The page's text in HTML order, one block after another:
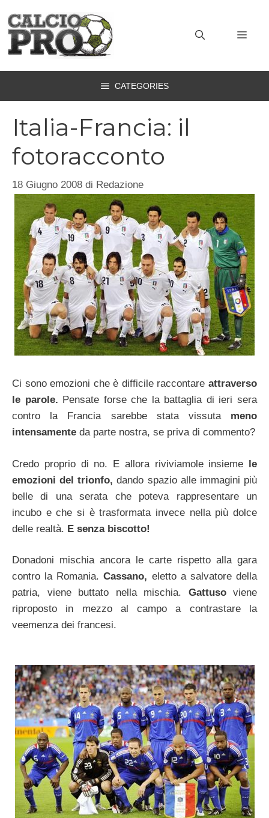
contenuto
CATEGORIES
Italia-Francia: il
fotoracconto
18 Giugno 2008 di Redazione
Ci sono emozioni che è difficile raccontare attraverso
le parole. Pensate forse che la battaglia di ieri sera
contro la Francia sarebbe stata vissuta meno
intensamente da parte nostra, se priva di commento?
Credo proprio di no. E allora riviviamole insieme le
emozioni del trionfo,dando spazio alle immagini più
belle di una serata che poteva rappresentare un
incubo e che si è trasformata invece nella più dolce
delle realtà. E senza biscotto!
Donadoni mischia ancora le carte rispetto alla gara
contro la Romania.Cassano, eletto a salvatore della
patria, viene buttato nella mischia. Gattusoviene
riproposto in mezzo al campo a contrastare la
veemenza dei francesi.